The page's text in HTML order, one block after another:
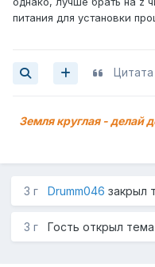
питания для установки
Цитата
Земля круглая - делай
3 г Drumm046 закрыл
3 г Гость открыл тема